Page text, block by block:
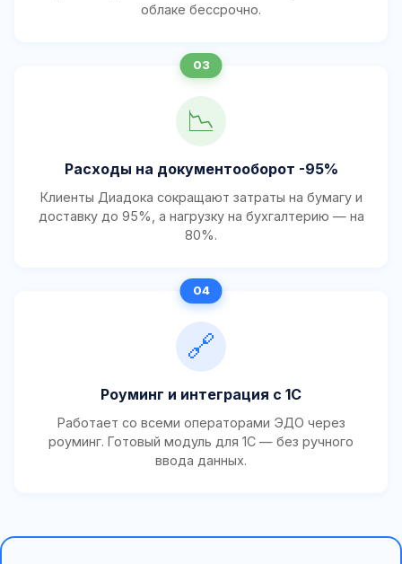
облаке бессрочно.
📉
Расходы на документооборот -95%
Клиенты Диадока сокращают затраты на бумагу и
доставку до 95%, а нагрузку на бухгалтерию — на
80%.
🔗
Роуминг и интеграция с 1С
Работает со всеми операторами ЭДО через
роуминг. Готовый модуль для 1С — без ручного
ввода данных.